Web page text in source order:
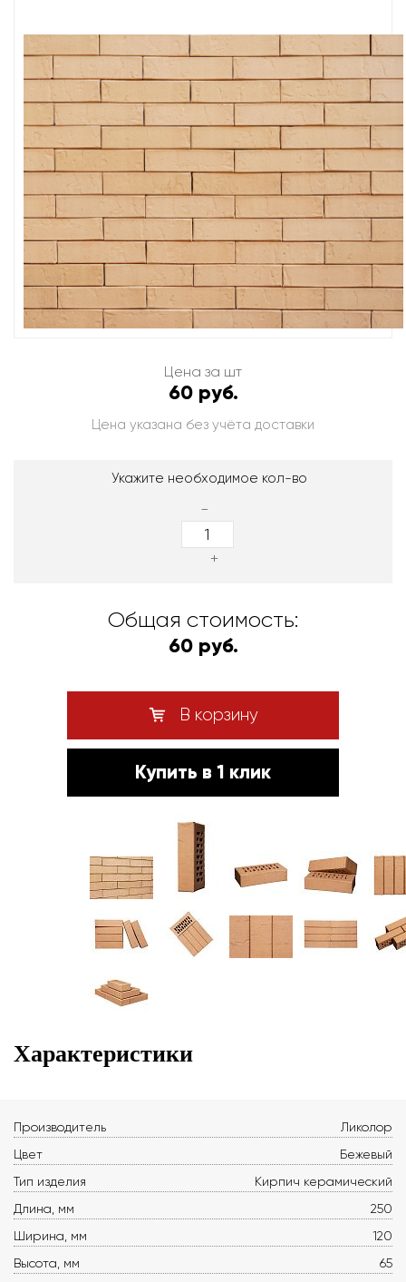
Цена за шт
60 руб.
Цена указана без учёта доставки
Укажите необходимое кол-во
-
+
Общая стоимость:
60 руб.
В корзину
Купить в 1 клик
Характеристики
Производитель
Ликолор
Цвет
Бежевый
Тип изделия
Кирпич керамический
Длина, мм
250
Ширина, мм
120
Высота, мм
65